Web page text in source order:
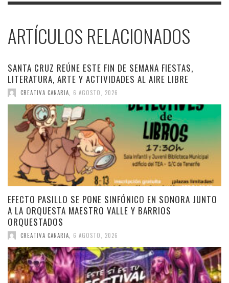
ARTÍCULOS RELACIONADOS
SANTA CRUZ REÚNE ESTE FIN DE SEMANA FIESTAS,
LITERATURA, ARTE Y ACTIVIDADES AL AIRE LIBRE
CREATIVA CANARIA, 6 AGOSTO, 2026
EFECTO PASILLO SE PONE SINFÓNICO EN SONORA JUNTO
A LA ORQUESTA MAESTRO VALLE Y BARRIOS
ORQUESTADOS
CREATIVA CANARIA 6 AGOSTO, 2026